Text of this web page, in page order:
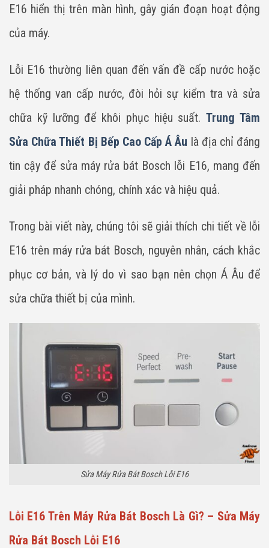
E16 hiển thị trên màn hình, gây gián đoạn hoạt động
của máy.
Lỗi E16 thường liên quan đến vấn đề cấp nước hoặc
hệ thống van cấp nước, đòi hỏi sự kiểm tra và sửa
chữa kỹ lưỡng để khôi phục hiệu suất.Trung Tâm
Sửa Chữa Thiết Bị Bếp Cao Cấp Á Âu là địa chỉ đáng
tin cậy để sửa máy rửa bát Bosch lỗi E16, mang đến
giải pháp nhanh chóng, chính xác và hiệu quả.
Trong bài viết này, chúng tôi sẽ giải thích chi tiết về lỗi
E16 trên máy rửa bát Bosch, nguyên nhân, cách khắc
phục cơ bản, và lý do vì sao bạn nên chọn Á Âu để
sửa chữa thiết bị của mình.
Sửa Máy Rửa Bát Bosch Lỗi E16
Lỗi E16 Trên Máy Rửa Bát Bosch Là Gì? – Sửa Máy
Rửa Bát Bosch Lỗi E16